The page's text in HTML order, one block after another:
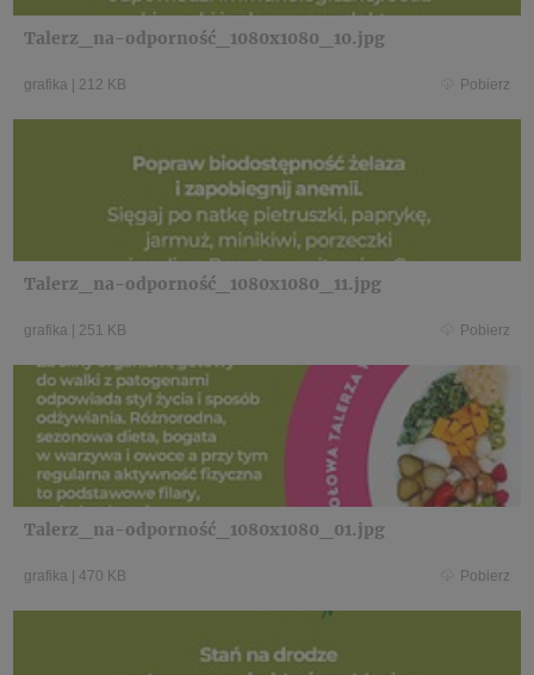
Talerz_na-odporność_1080x1080_10.jpg
grafika 212 KB Pobierz
Talerz_na-odporność_1080x1080_11.jpg
grafika 251 KB Pobierz
Talerz_na-odporność_1080x1080_01.jpg
grafika 470 KB Pobierz